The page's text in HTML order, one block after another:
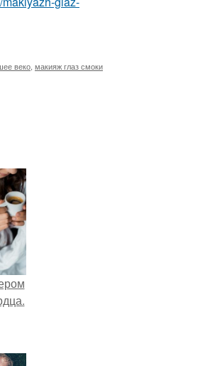
веко макияж глаз смоки